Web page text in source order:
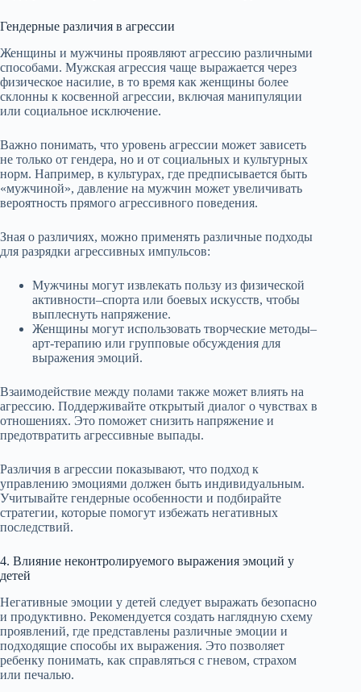
Гендерные различия в агрессии
Женщины и мужчины проявляют агрессию различными
способами. Мужская агрессия чаще выражается через
физическое насилие, в то время как женщины более
склонны к косвенной агрессии, включая манипуляции
или социальное исключение.
Важно понимать, что уровень агрессии может зависеть
не только от гендера, но и от социальных и культурных
норм. Например, в культурах, где предписывается быть
«мужчиной», давление на мужчин может увеличивать
вероятность прямого агрессивного поведения.
Зная о различиях, можно применять различные подходы
для разрядки агрессивных импульсов:
Мужчины могут извлекать пользу из физической
активности–спорта или боевых искусств, чтобы
выплеснуть напряжение.
Женщины могут использовать творческие методы–
арт-терапию или групповые обсуждения для
выражения эмоций.
Взаимодействие между полами также может влиять на
агрессию. Поддерживайте открытый диалог о чувствах в
отношениях. Это поможет снизить напряжение и
предотвратить агрессивные выпады.
Различия в агрессии показывают, что подход к
управлению эмоциями должен быть индивидуальным.
Учитывайте гендерные особенности и подбирайте
стратегии, которые помогут избежать негативных
последствий.
4. Влияние неконтролируемого выражения эмоций у
детей
Негативные эмоции у детей следует выражать безопасно
и продуктивно. Рекомендуется создать наглядную схему
проявлений, где представлены различные эмоции и
подходящие способы их выражения. Это позволяет
ребенку понимать, как справляться с гневом, страхом
или печалью.